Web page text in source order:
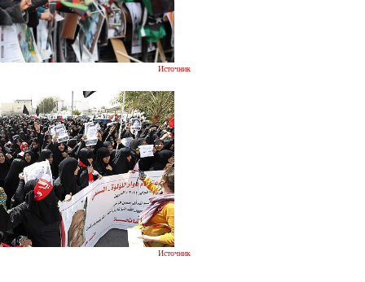
Источник
Источник